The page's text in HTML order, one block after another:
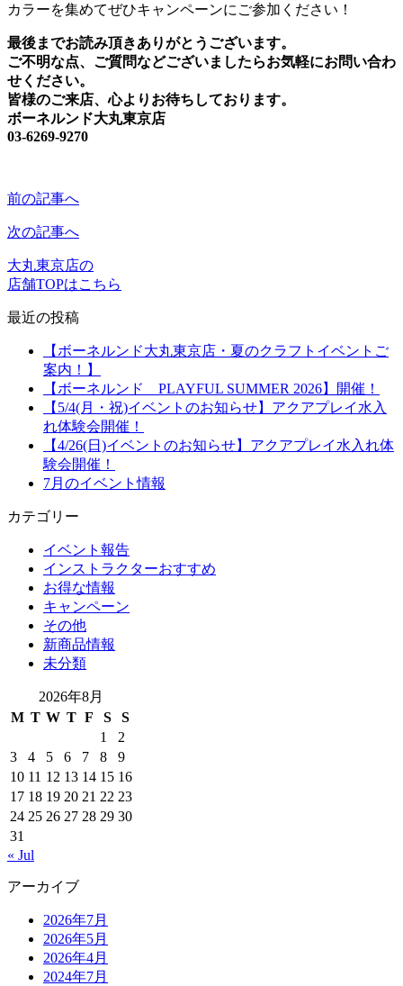
カラーを集めてぜひキャンペーンにご参加ください！
最後までお読み頂きありがとうございます。
ご不明な点、ご質問などございましたらお気軽にお問い合わ
せください。
皆様のご来店、心よりお待ちしております。
ボーネルンド大丸東京店
03-6269-9270
前の記事へ
次の記事へ
大丸東京店の
店舗TOPはこちら
最近の投稿
【ボーネルンド大丸東京店・夏のクラフトイベントご
案内！】
【ボーネルンド PLAYFUL SUMMER 2026】開催！
【5/4(月・祝)イベントのお知らせ】アクアプレイ水入
れ体験会開催！
【4/26(日)イベントのお知らせ】アクアプレイ水入れ体
験会開催！
7月のイベント情報
カテゴリー
イベント報告
インストラクターおすすめ
お得な情報
キャンペーン
その他
新商品情報
未分類
2026年8月
M T W T F S
S
1
2
3
4 5 6 7 8
9
10 11 12 13 14 15 16
17 18 19 20 21 22 23
24 25 26 27 28 29 30
31
« Jul
アーカイブ
2026年7月
2026年5月
2026年4月
2024年7月